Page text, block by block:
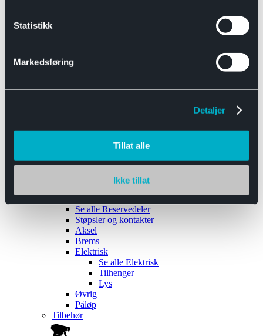
Statistikk
Markedsføring
Detaljer
Tillat alle
Ikke tillat
Båthengere
Reservedeler
Se alle Reservedeler
Støpsler og kontakter
Aksel
Brems
Elektrisk
Se alle Elektrisk
Tilhenger
Lys
Øvrig
Påløp
Tilbehør